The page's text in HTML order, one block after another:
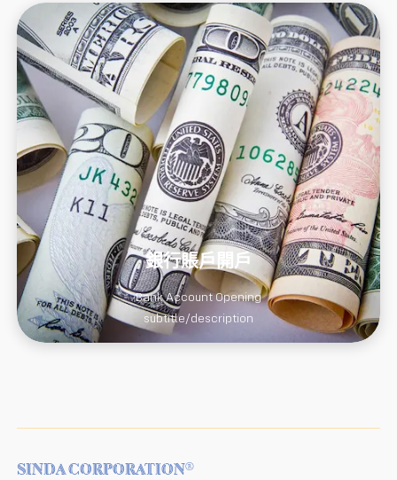
銀行賬戶開戶
Bank Account Opening
subtitle/description
SINDA CORPORATION®